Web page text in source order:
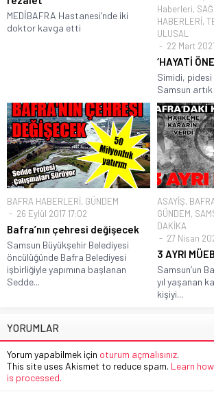
MEDİBAFRA Hastanesi’nde iki
doktor kavga etti
Haberleri,
HABERLERİ,
ULUSAL
22 Mart
‘HAYATİ
Simidi, pidesi
Samsun artık
BAFRA HABERLERİ, GÜNDEM
26 Eylül 2017 17:02
Bafra’nın çehresi değişecek
Samsun Büyükşehir Belediyesi
öncülüğünde Bafra Belediyesi
işbirliğiyle yapımına başlanan
Sedde...
ASAYİŞ,
GÜNDEM,
DAKİKA
27 Nisan
3 AYRI
Samsun’un
yıl yaşanan
kişiyi...
YORUMLAR
Yorum yapabilmek için oturum açmalısınız.
This site uses Akismet to reduce spam. Learn
is processed.